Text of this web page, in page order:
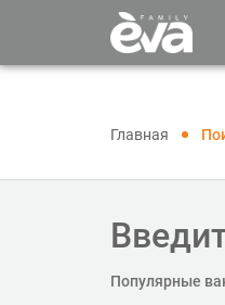
Главная
Популярные